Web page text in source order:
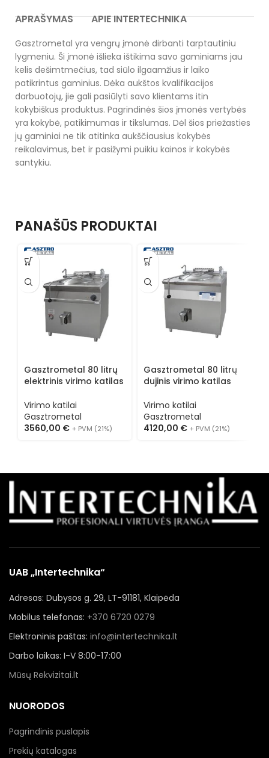
APRAŠYMAS APIE INTERTECHNIKA
Gasztrometal yra vengrų įmonė dirbanti tarptautiniu
lygmeniu. Ši įmonė išlieka ištikima savo gaminiams jau
kelis dešimtmečius, tad siūlo ilgaamžius ir laiko
patikrintus gaminius. Dėka aukštos kvalifikacijos
darbuotojų, jie gali pasiūlyti savo klientams itin
kokybiškus produktus. Pagrindinės šios įmonės vertybės
yra kokybė, patikimumas ir tikslumas. Dėl šios priežasties
jų gaminiai ne tik atitinka aukščiausius kokybės
reikalavimus, bet ir pasižymi puikiu kainos ir kokybės
santykiu.
PANAŠŪS PRODUKTAI
Gasztrometal 80 litrų
elektrinis virimo katilas
Virimo katilai
Gasztrometal
3560,00 € + PVM (21%)
Gasztrometal 80 litrų
dujinis virimo katilas
Virimo katilai
Gasztrometal
4120,00 € + PVM (21%)
UAB „Intertechnika“
Adresas: Dubysos g. 29, LT-91181, Klaipėda
Mobilus telefonas: +370 6720 0279
Elektroninis paštas: info@intertechnika.lt
Darbo laikas: I-V 8:00-17:00
Mūsų Rekvizitai.lt
NUORODOS
Pagrindinis puslapis
Prekių katalogas